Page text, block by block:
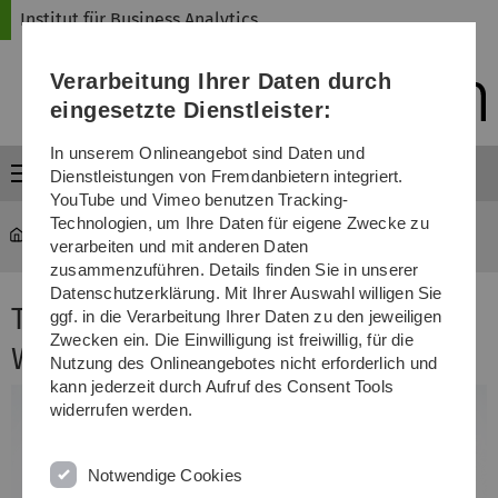
Direkt
Direkt
Direkt
(Sprache,
Drucken,
Media)
Direkt
Direkt
Institut für Business Analytics
Menü
Transformation von Wertschöpfungsnetzwerken
Transformation von
Wertschöpfungsnetzwerken
Verarbeitung Ihrer Daten durch
eingesetzte Dienstleister:
In unserem Onlineangebot sind Daten und
Dienstleistungen von Fremdanbietern integriert.
YouTube und Vimeo benutzen Tracking-
Technologien, um Ihre Daten für eigene Zwecke zu
verarbeiten und mit anderen Daten
zusammenzuführen. Details finden Sie in unserer
Datenschutzerklärung. Mit Ihrer Auswahl willigen Sie
ggf. in die Verarbeitung Ihrer Daten zu den jeweiligen
Zwecken ein. Die Einwilligung ist freiwillig, für die
Nutzung des Onlineangebotes nicht erforderlich und
kann jederzeit durch Aufruf des Consent Tools
widerrufen werden.
Notwendige Cookies